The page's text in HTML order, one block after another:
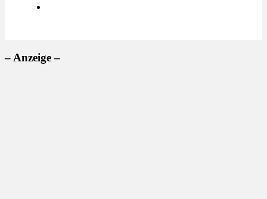
– Anzeige –